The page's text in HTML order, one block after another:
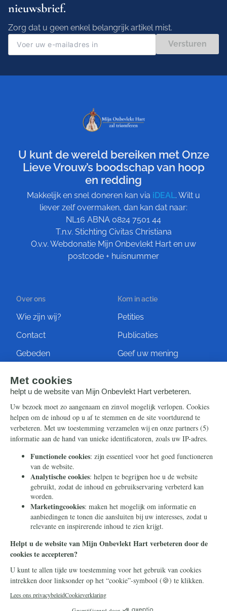
nieuwsbrief.
Zorg dat u geen enkel belangrijk artikel mist.
Versturen
U kunt de wereld bereiken met Onze
Lieve Vrouw’s boodschap van hoop
en redding
Makkelijk en snel doneren kan via iDEAL. Wilt u
liever zelf overmaken, dan kan dat naar:
NL16 ABNA 0824 7501 44
T.n.v. Stichting Civitas Christiana
O.v.v. Webdonatie Mijn Onbevlekt Hart en uw
postcode + huisnummer
Over ons
Wie zijn wij?
Contact
Gebeden
Kom in actie
Petities
Publicaties
Geef uw mening
Steun ons
Nieuwsbrief
Eenmalig
Maandelijks
Periodiek
Nalaten
Zelf overschrijven
Info
Contact
Ontvang onze Telegram-
berichten
© 2026 Stichting Civitas Christiana
Cookieverklaring
Privacy